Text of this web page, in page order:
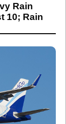
Rain
10; Rain